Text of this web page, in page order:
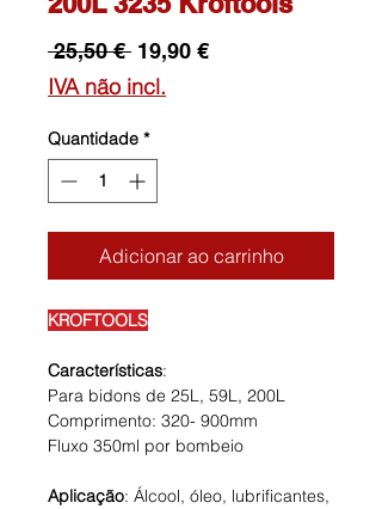
25,50 € Preço
normal
19,90 €Preço
IVA não incl.
Quantidade *
Adicionar ao carrinho
KROFTOOLS
Características:
Para bidons de 25L, 59L, 200L
Comprimento: 320- 900mm
Fluxo 350ml por bombeio
Aplicação: Álcool, óleo, lubrificantes,